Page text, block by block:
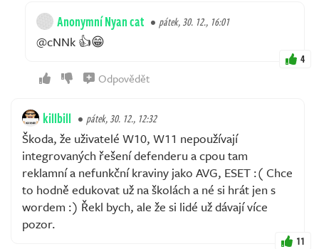
Anonymní Nyan cat pátek, 30. 12., 16:01
@cNNk 👍😁
4
Odpovědět
killbill pátek, 30. 12., 12:32
Škoda, že uživatelé W10, W11 nepoužívají
integrovaných řešení defenderu a cpou tam
reklamní a nefunkční kraviny jako AVG, ESET :( Chce
to hodně edukovat už na školách a né si hrát jen s
wordem :) Řekl bych, ale že si lidé už dávají více
pozor.
11